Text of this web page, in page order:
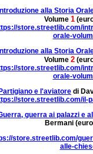
Introduzione alla Storia
Volume 1
store.streetlib.com/
orale-
Introduzione alla Storia
Volume 2
store.streetlib.com/
orale-
Partigiano e l'aviatore di
store.streetlib.com/il-
guerra ai palazzi e
Bermani
store.streetlib.com/
alle-